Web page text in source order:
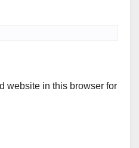
website in this browser for